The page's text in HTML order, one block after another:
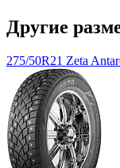
Другие
275/50R21 Zeta